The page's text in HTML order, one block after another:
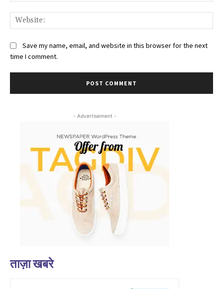
Save my name, email, and website in this browser for the next
time I comment.
- Advertisement -
ताज़ा खबरे